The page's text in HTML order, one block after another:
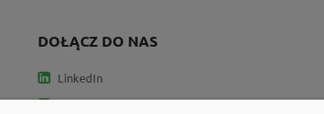
DOŁĄCZ DO NAS
LinkedIn
Facebook